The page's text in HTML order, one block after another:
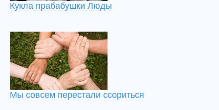
Кукла прабабушки Люды
Мы совсем перестали ссориться